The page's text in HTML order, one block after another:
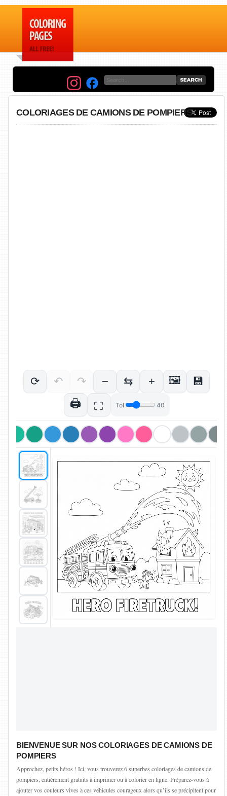
COLORIAGES DE CAMIONS DE POMPIERS
BIENVENUE SUR NOS COLORIAGES DE CAMIONS DE
POMPIERS
Approchez, petits héros ! Ici, vous trouverez 6 superbes coloriages de camions de
pompiers, entièrement gratuits à imprimer ou à colorier en ligne. Préparez-vous à
ajouter vos couleurs vives à ces véhicules courageux alors qu’ils se précipitent pour